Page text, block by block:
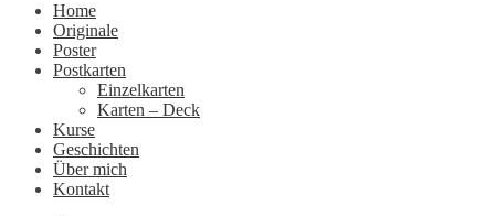
Home
Originale
Poster
Postkarten
Einzelkarten
Karten – Deck
Kurse
Geschichten
Über mich
Kontakt